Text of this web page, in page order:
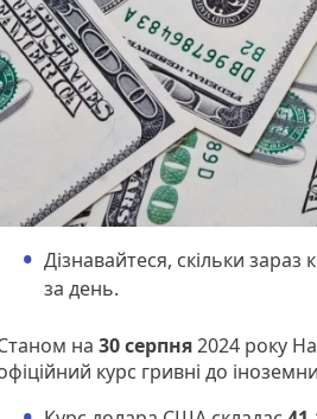
Дізнавайтеся, скільки
за день.
на 30 серпня2024 року
курс гривні до